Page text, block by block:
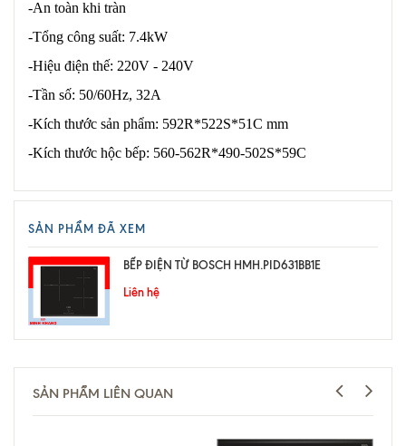
-An toàn khi tràn
-Tổng công suất: 7.4kW
-Hiệu điện thế: 220V - 240V
-Tần số: 50/60Hz, 32A
-Kích thước sản phẩm: 592R*522S*51C mm
-Kích thước hộc bếp: 560-562R*490-502S*59C
SẢN PHẨM ĐÃ XEM
BẾP ĐIỆN TỪ BOSCH HMH.PID631BB1E
Liên hệ
SẢN PHẨM LIÊN QUAN